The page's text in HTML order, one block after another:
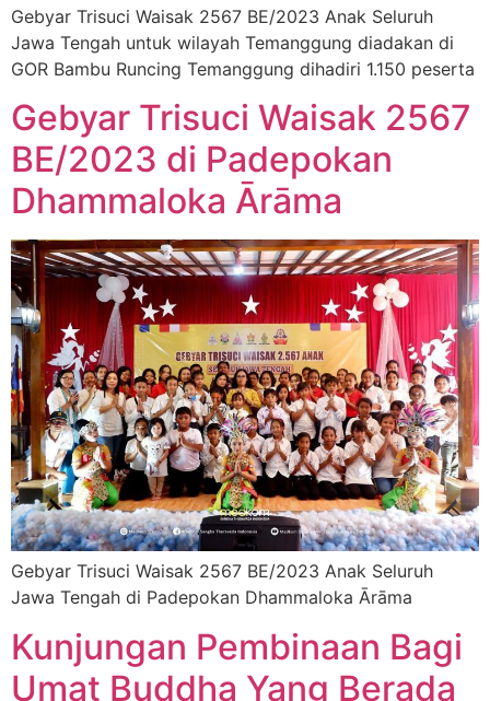
Gebyar Trisuci Waisak 2567 BE/2023 Anak Seluruh
Jawa Tengah untuk wilayah Temanggung diadakan di
GOR Bambu Runcing Temanggung dihadiri 1.150 peserta
Gebyar Trisuci Waisak 2567
BE/2023 di Padepokan
Dhammaloka Ārāma
Gebyar Trisuci Waisak 2567 BE/2023 Anak Seluruh
Jawa Tengah di Padepokan Dhammaloka Ārāma
Kunjungan Pembinaan Bagi
Umat Buddha Yang Berada